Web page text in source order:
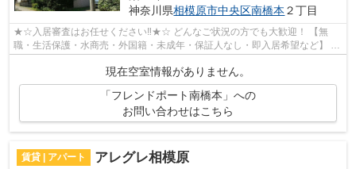
神奈川県相模原市中央区南橋本 ２丁目
★☆入居審査はお任せください‼★☆ どんなご状況の方でも大歓迎！ 【無
職・生活保護・水商売・外国籍・未成年・保証人なし・即入居希望など】 ネ
現在空室情報がありません。
「フレンドポート南橋本」への
お問い合わせはこちら
賃貸 | アパート アレグレ相模原